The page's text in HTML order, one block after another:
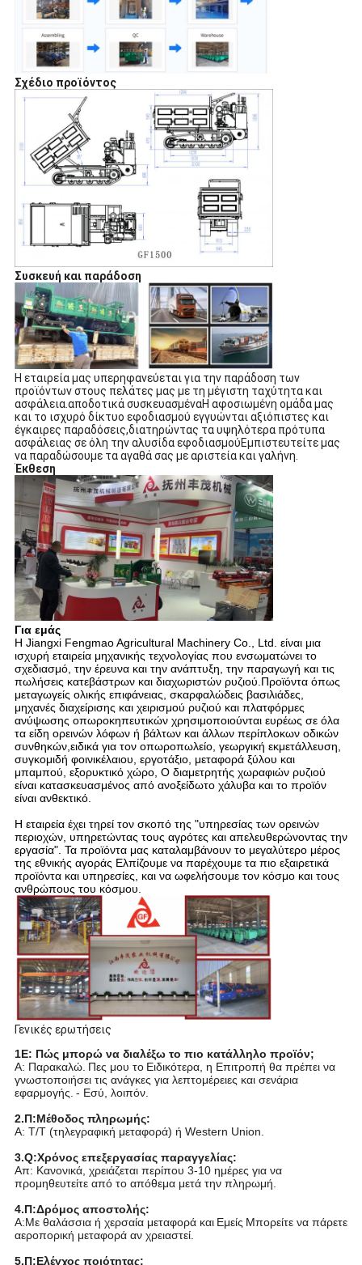
Σχέδιο προϊόντος
Συσκευή και παράδοση
Η εταιρεία μας υπερηφανεύεται για την παράδοση των
προϊόντων στους πελάτες μας με τη μέγιστη ταχύτητα και
ασφάλεια.αποδοτικά συσκευασμέναΗ αφοσιωμένη ομάδα μας
και το ισχυρό δίκτυο εφοδιασμού εγγυώνται αξιόπιστες και
έγκαιρες παραδόσεις,διατηρώντας τα υψηλότερα πρότυπα
ασφάλειας σε όλη την αλυσίδα εφοδιασμούΕμπιστευτείτε μας
να παραδώσουμε τα αγαθά σας με αριστεία και γαλήνη.
Έκθεση
Για εμάς
Η Jiangxi Fengmao Agricultural Machinery Co., Ltd. είναι μια
ισχυρή εταιρεία μηχανικής τεχνολογίας που ενσωματώνει το
σχεδιασμό, την έρευνα και την ανάπτυξη, την παραγωγή και τις
πωλήσεις κατεβάστρων και διαχωριστών ρυζιού.Προϊόντα όπως
μεταγωγείς ολικής επιφάνειας, σκαρφαλώδεις βασιλιάδες,
μηχανές διαχείρισης και χειρισμού ρυζιού και πλατφόρμες
ανύψωσης οπωροκηπευτικών χρησιμοποιούνται ευρέως σε όλα
τα είδη ορεινών λόφων ή βάλτων και άλλων περίπλοκων οδικών
συνθηκών,ειδικά για τον οπωροπωλείο, γεωργική εκμετάλλευση,
συγκομιδή φοινικέλαιου, εργοτάξιο, μεταφορά ξύλου και
μπαμπού, εξορυκτικό χώρο, Ο διαμετρητής χωραφιών ρυζιού
είναι κατασκευασμένος από ανοξείδωτο χάλυβα και το προϊόν
είναι ανθεκτικό.
Η εταιρεία έχει τηρεί τον σκοπό της "υπηρεσίας των ορεινών
περιοχών, υπηρετώντας τους αγρότες και απελευθερώνοντας την
εργασία". Τα προϊόντα μας καταλαμβάνουν το μεγαλύτερο μέρος
της εθνικής αγοράς Ελπίζουμε να παρέχουμε τα πιο εξαιρετικά
προϊόντα και υπηρεσίες, και να ωφελήσουμε τον κόσμο και τους
ανθρώπους του κόσμου.
Γενικές ερωτήσεις
1Ε: Πώς μπορώ να διαλέξω το πιο κατάλληλο προϊόν;
Α: Παρακαλώ. Πες μου το Ειδικότερα, η Επιτροπή θα πρέπει να
γνωστοποιήσει τις ανάγκες για λεπτομέρειες και σενάρια
εφαρμογής. - Εσύ, λοιπόν.
2.Π:Μέθοδος πληρωμής:
Α: T/T (τηλεγραφική μεταφορά) ή Western Union.
3.Q:Χρόνος επεξεργασίας παραγγελίας:
Απ: Κανονικά, χρειάζεται περίπου 3-10 ημέρες για να
προμηθευτείτε από το απόθεμα μετά την πληρωμή.
4.Π:Δρόμος αποστολής:
Α:Με θαλάσσια ή χερσαία μεταφορά και Εμείς Μπορείτε να πάρετε
αεροπορική μεταφορά αν χρειαστεί.
5.Π:Ελέγχος ποιότητας: